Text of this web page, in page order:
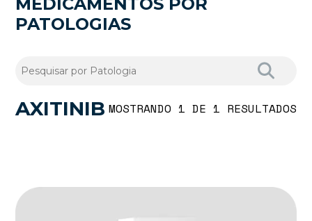
PATOLOGIAS
AXITINIB MOSTRANDO 1 DE 1 RESULTADOS